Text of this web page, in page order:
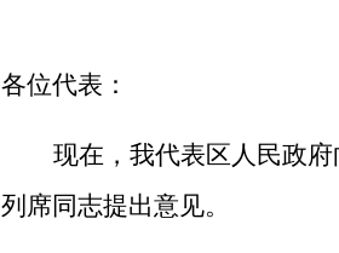
各位代表：
现在，我代表区人民政
列席同志提出意见。